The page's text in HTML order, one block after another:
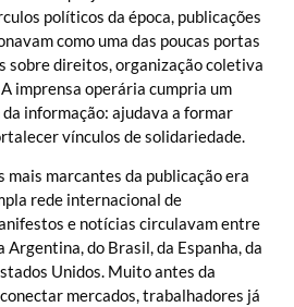
políticos da época, publicações
como uma das poucas portas
sobre direitos, organização coletiva
imprensa operária cumpria um
informação: ajudava a formar
vínculos de solidariedade.
marcantes da publicação era
rede internacional de
e notícias circulavam entre
do Brasil, da Espanha, da
Unidos. Muito antes da
mercados, trabalhadores já